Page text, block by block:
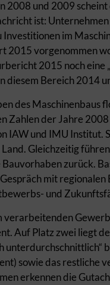
2008 und 2009
ist:
im
vorgenommen
2015 noch
diesem Bereich 2014
des Maschinenbaus
Zahlen der Jahre
IAW und IMU Institut.
Gleichzeitig
zurück.
mit
und
Auf Platz zwei liegt
unterdurchschnittlich“
sowie das restliche
erkennen die